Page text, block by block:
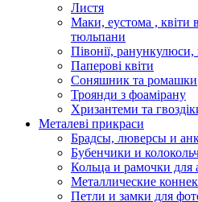
Листя
Маки, еустома , квіти
тюльпани
Півонії, ранункулюси,
Паперові квіти
Соняшник та ромашки
Троянди з фоамірану
Хризантеми та
Металеві прикраси
Брадсы, люверсы и
Бубенчики и
Кольца и рамочки для
Металлические
Петли и замки для